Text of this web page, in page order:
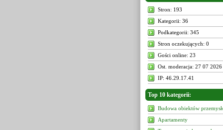
Stron: 193
Kategorii: 36
Podkategorii: 345
Stron oczekujących: 0
Gości online: 23
Ost. moderacja: 27 07 2026
IP: 46.29.17.41
Top 10 kategorii:
Budowa obiektów
Apartamenty